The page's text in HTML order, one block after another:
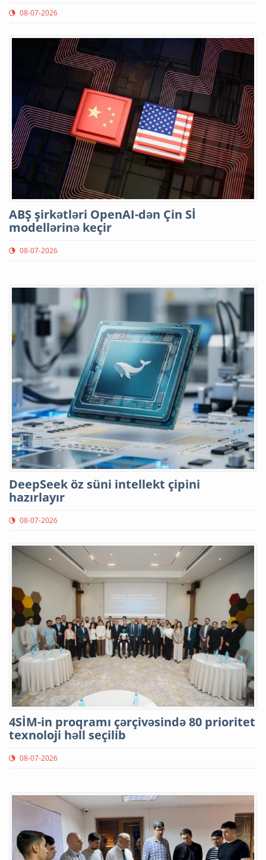
08-07-2026
ABŞ şirkətləri OpenAI-dən Çin Sİ
modellərinə keçir
08-07-2026
DeepSeek öz süni intellekt çipini
hazırlayır
08-07-2026
4SİM-in proqramı çərçivəsində 80 prioritet
texnoloji həll seçilib
08-07-2026